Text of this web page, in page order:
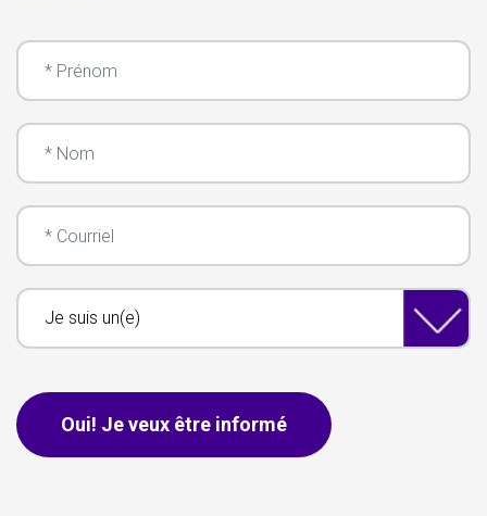
Prénom
Nom
Courriel
Je suis un(e)
Oui! Je veux être informé